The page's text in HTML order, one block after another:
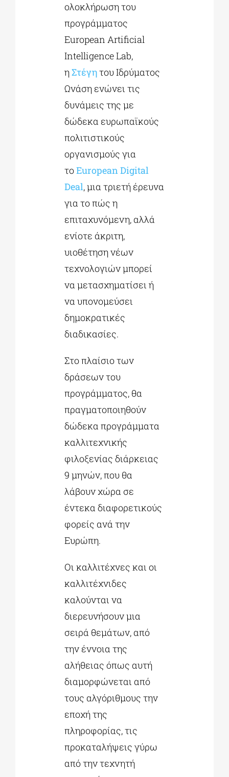
ολοκλήρωση του
προγράμματος
European Artificial
Intelligence Lab,
ηΣτέγητου Ιδρύματος
Ωνάση ενώνει τις
δυνάμεις της με
δώδεκα ευρωπαϊκούς
πολιτιστικούς
οργανισμούς για
τοEuropean Digital
Deal, μια τριετή έρευνα
για το πώς η
επιταχυνόμενη, αλλά
ενίοτε άκριτη,
υιοθέτηση νέων
τεχνολογιών μπορεί
να μετασχηματίσει ή
να υπονομεύσει
δημοκρατικές
διαδικασίες.
Στο πλαίσιο των
δράσεων του
προγράμματος, θα
πραγματοποιηθούν
δώδεκα προγράμματα
καλλιτεχνικής
φιλοξενίας διάρκειας
9 μηνών, που θα
λάβουν χώρα σε
έντεκα διαφορετικούς
φορείς ανά την
Ευρώπη.
Οι καλλιτέχνες και οι
καλλιτέχνιδες
καλούνται να
διερευνήσουν μια
σειρά θεμάτων, από
την έννοια της
αλήθειας όπως αυτή
διαμορφώνεται από
τους αλγόριθμους την
εποχή της
πληροφορίας, τις
προκαταλήψεις γύρω
από την τεχνητή